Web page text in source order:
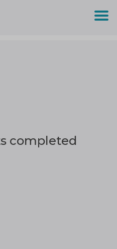
completed